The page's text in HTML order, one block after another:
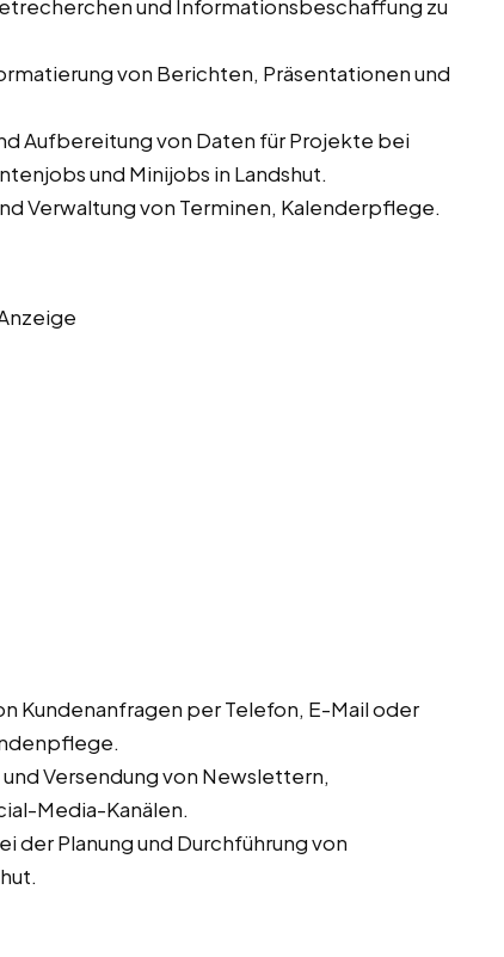
und Informationsbeschaffung zu
von Berichten, Präsentationen und
Aufbereitung von Daten für Projekte bei
und Minijobs in Landshut.
Verwaltung von Terminen, Kalenderpflege.
Kundenanfragen per Telefon, E-Mail oder
Versendung von Newslettern,
Media-Kanälen.
der Planung und Durchführung von